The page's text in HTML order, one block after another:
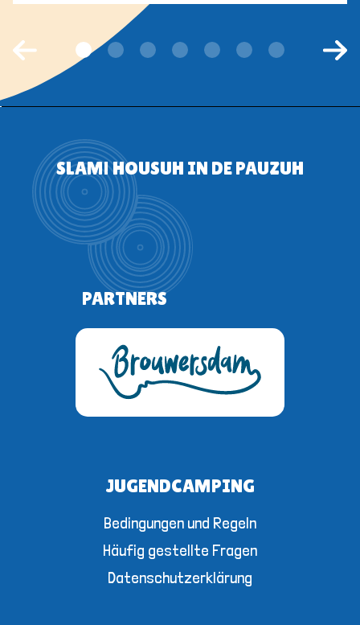
SLAM! HOUSUH IN DE PAUZUH
PARTNERS
JUGENDCAMPING
Bedingungen und Regeln
Häufig gestellte Fragen
Datenschutzerklärung